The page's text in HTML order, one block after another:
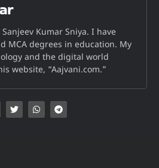
Kumar Sniya. I have
MCA degrees in education. My
and the digital world
website, “Aajvani.com.”